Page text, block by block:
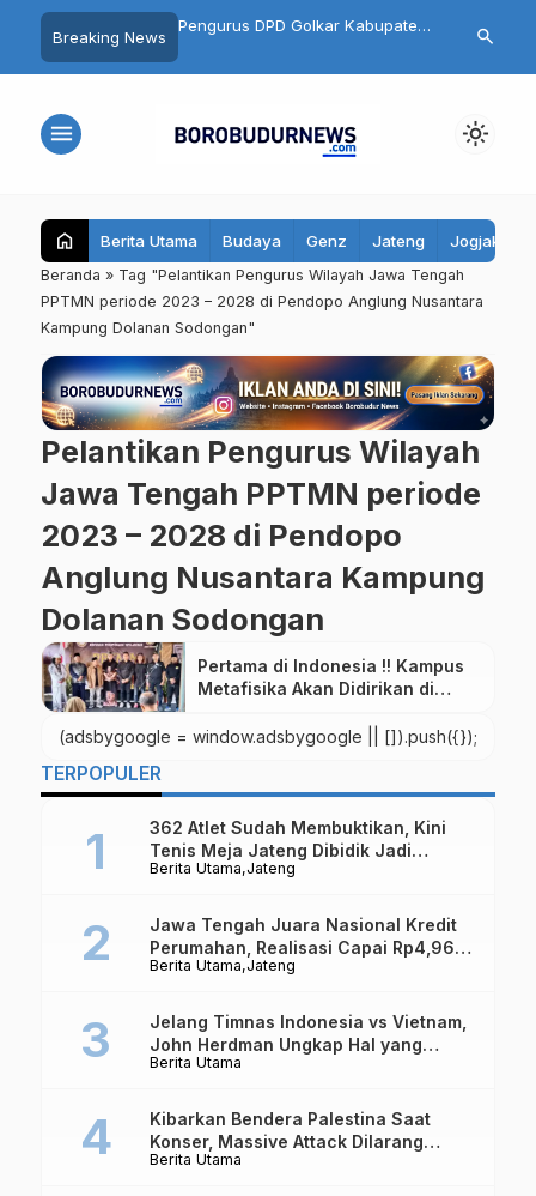
Breaking News
Desa untuk
Warga, Bukan
Pengurus DPD Golkar Kabupaten
Target 7 Kursi di Pemilu 2029
Sedot
search
menu light_mode
home Berita Utama Budaya Genz Jateng Jogjakarta
Beranda » Tag "Pelantikan Pengurus Wilayah Jawa Tengah
PPTMN periode 2023 – 2028 di Pendopo Anglung Nusantara
Kampung Dolanan Sodongan"
Pelantikan Pengurus Wilayah
Jawa Tengah PPTMN periode
2023 – 2028 di Pendopo
Anglung Nusantara Kampung
Dolanan Sodongan
Pertama di Indonesia !! Kampus
Metafisika Akan Didirikan di
(adsbygoogle = window.adsbygoogle || []).push({});
TERPOPULER
Berita Utama Jateng
362 Atlet Sudah Membuktikan, Kini
Tenis Meja Jateng Dibidik Jadi
Kekuatan Nasional
Berita Utama Jateng
Jawa Tengah Juara Nasional Kredit
Perumahan, Realisasi Capai Rp4,96
Triliun
Berita Utama
Jelang Timnas Indonesia vs Vietnam,
John Herdman Ungkap Hal yang
Dipertaruhkan
Berita Utama
Kibarkan Bendera Palestina Saat
Konser, Massive Attack Dilarang
Masuk Singapura Lagi